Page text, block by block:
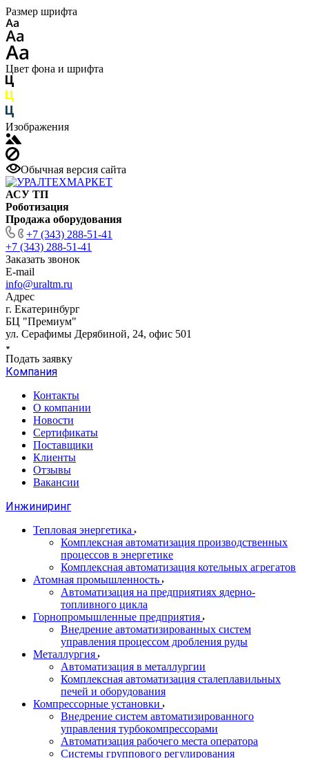
Размер шрифта
Цвет фона и шрифта
Изображения
Обычная версия сайта
АСУ ТП
Роботизация
Продажа оборудования
+7 (343) 288-51-41
+7 (343) 288-51-41
Заказать звонок
E-mail
info@uraltm.ru
Адрес
г. Екатеринбург
БЦ "Премиум"
ул. Серафимы Дерябиной, 24, офис 501
Подать заявку
Компания
Контакты
О компании
Новости
Сертификаты
Поставщики
Клиенты
Отзывы
Вакансии
Инжиниринг
Тепловая энергетика
Комплексная автоматизация производственных
процессов в энергетике
Комплексная автоматизация котельных агрегатов
Атомная промышленность
Автоматизация на предприятиях ядерно-
топливного цикла
Горнопромышленные предприятия
Внедрение автоматизированных систем
управления процессом дробления руды
Металлургия
Автоматизация в металлургии
Комплексная автоматизация сталеплавильных
печей и оборудования
Компрессорные установки
Внедрение систем автоматизированного
управления турбокомпрессорами
Автоматизация рабочего места оператора
Системы группового регулирования